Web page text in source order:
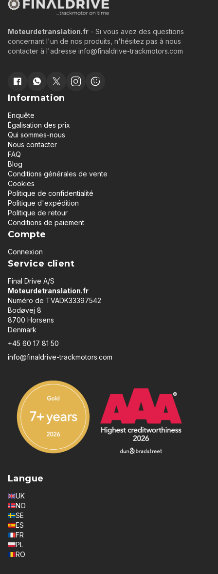
Moteurdetranslation.fr - Si vous avez des questions
concernant l'un de nos produits, n'hésitez pas à nous
contacter à l'adresse info@finaldrive-trackmotors.com
Information
Enquête
Égalisation des prix
Qui sommes-nous
Nous contacter
FAQ
Blog
Conditions générales de vente
Cookies
Politique de confidentialité
Politique d'expédition
Politique de retour
Conditions de paiement
Compte
Connexion
Service client
Final Drive A/S
Moteurdetranslation.fr
Numéro de TVADK33397542
Bodøvej 8
8700 Horsens
Denmark
+45 60 17 81 50
info@finaldrive-trackmotors.com
Langue
UK
NO
SE
ES
FR
PL
RO